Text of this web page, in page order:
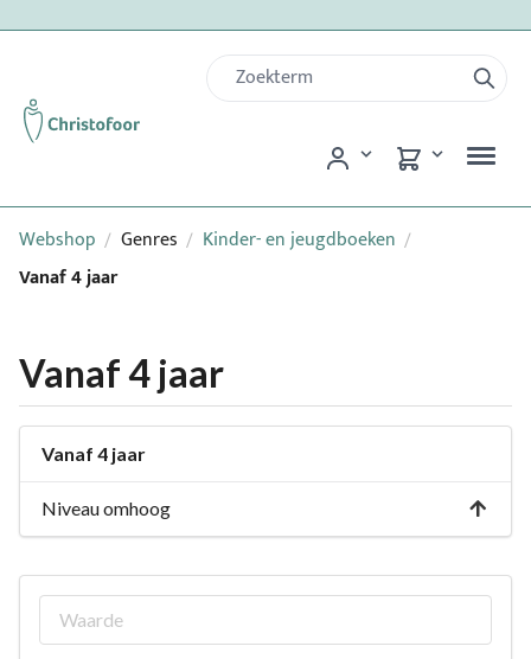
Webshop / Genres / Kinder- en jeugdboeken /
Vanaf 4 jaar
Vanaf 4 jaar
Vanaf 4 jaar
Niveau omhoog